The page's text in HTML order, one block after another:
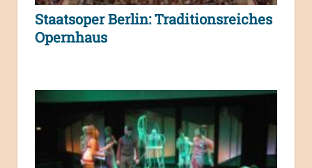
Staatsoper Berlin: Traditionsreiches
Opernhaus